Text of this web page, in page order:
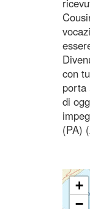
con
porta
di
(PA)
+
−